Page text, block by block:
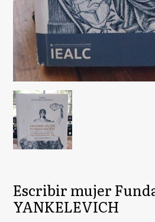
Escribir mujer
YANKELEVICH